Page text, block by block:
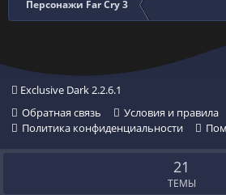
Персонажи Far Cry 3
Exclusive Dark 2.2.6.1
Обратная связь
Условия и правила
Политика конфиденциальности
21
ТЕМЫ